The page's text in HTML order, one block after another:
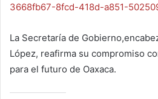
3668fb67-8fcd-418d-a851-
La Secretaría de
López, reafirma su compromiso
para el futuro de Oaxaca.